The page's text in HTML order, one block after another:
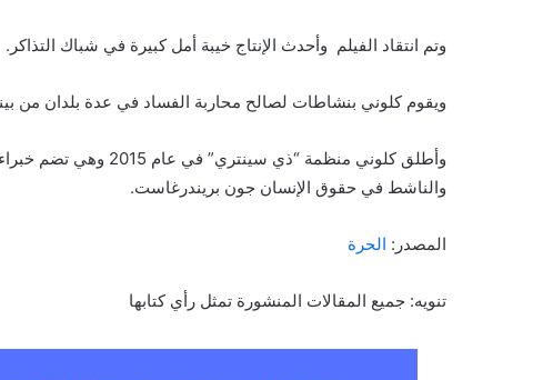
وتم انتقاد الفيلم وأحدث الإنتاج خيبة أمل كبيرة في شباك التذاكر.
ويقوم كلوني بنشاطات لصالح محاربة الفساد في عدة بلدان من
وأطلق كلوني منظمة
والناشط في حقوق الإنسان جون بريندرغاست.
المصدر: الحرة
تنويه: جميع المقالات المنشورة تمثل رأي كتابها